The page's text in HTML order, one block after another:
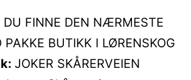
DU FINNE DEN NÆRMESTE
PAKKE BUTIKK I LØRENSKOG
JOKER SKÅRERVEIEN